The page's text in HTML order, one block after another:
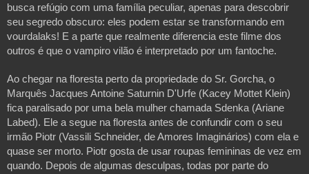
busca refúgio com uma família peculiar, apenas para descobrir
seu segredo obscuro: eles podem estar se transformando em
vourdalaks! E a parte que realmente diferencia este filme dos
outros é que o vampiro vilão é interpretado por um fantoche.
Ao chegar na floresta perto da propriedade do Sr. Gorcha, o
Marquês Jacques Antoine Saturnin D'Urfe (Kacey Mottet Klein)
fica paralisado por uma bela mulher chamada Sdenka (Ariane
Labed). Ele a segue na floresta antes de confundir com o seu
irmão Piotr (Vassili Schneider, de Amores Imaginários) com ela e
quase ser morto. Piotr gosta de usar roupas femininas de vez em
quando. Depois de algumas desculpas, todas por parte do